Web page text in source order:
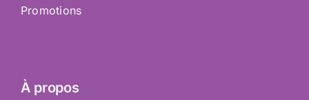
Promotions
À propos